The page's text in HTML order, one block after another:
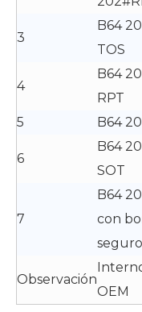
3
B64
TOS
4
B64
RPT
5 B64
6
B64
SOT
7
B64
con
seguro
Observación
OEM